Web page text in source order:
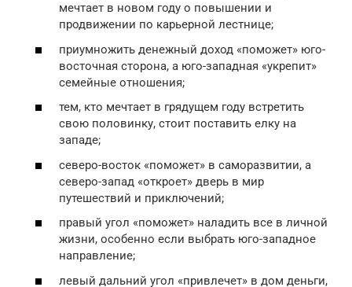
мечтает в новом году о повышении и
продвижении по карьерной лестнице;
приумножить денежный доход «поможет» юго-
восточная сторона, а юго-западная «укрепит»
семейные отношения;
тем, кто мечтает в грядущем году встретить
свою половинку, стоит поставить елку на
западе;
северо-восток «поможет» в саморазвитии, а
северо-запад «откроет» дверь в мир
путешествий и приключений;
правый угол «поможет» наладить все в личной
жизни, особенно если выбрать юго-западное
направление;
левый дальний угол «привлечет» в дом деньги,